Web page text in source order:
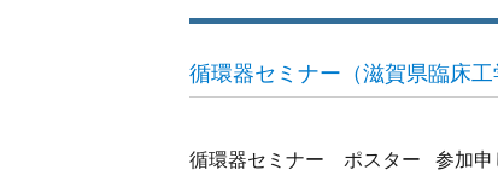
会員様専用
パスワードを
求人案内
循環器セミナー（滋賀県臨床工
循環器セミナー ポスター 参加申